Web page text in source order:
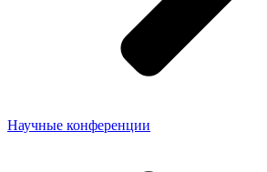
Научные конференции